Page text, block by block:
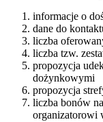
informacje o
dane do
liczba
liczba tzw.
propozycja
dożynkowymi
propozycja
liczba bonów
organizatorowi